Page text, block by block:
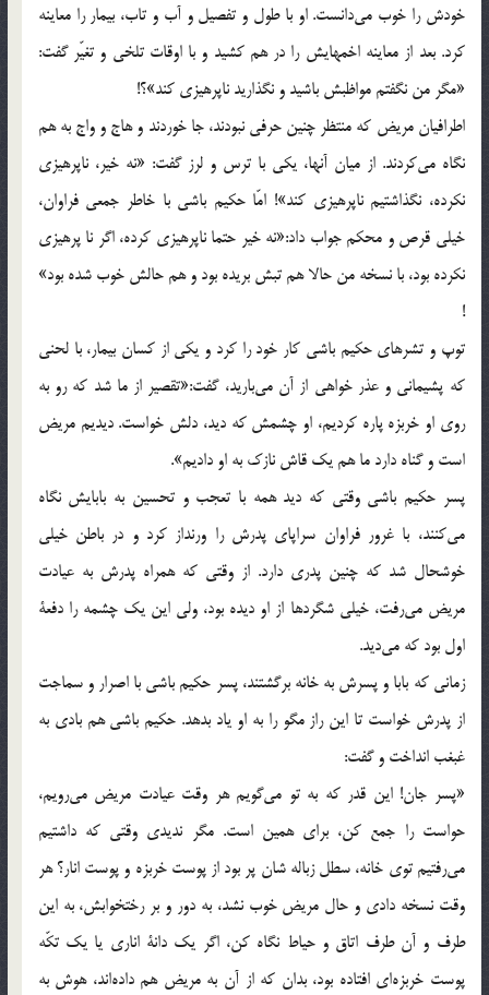
خودش را خوب مي‌دانست. او با طول و تفصيل و آب و تاب، بيمار را معاينه
كرد. بعد از معاينه اخمهايش را در هم كشيد و با اوقات تلخي و تغيّر گفت:
«مگر من نگفتم مواظبش باشيد و نگذاريد ناپرهيزي كند»؟!
اطرافيان مريض كه منتظر چنين حرفي نبودند، جا خوردند و هاج و واج به هم
نگاه مي‌كردند. از ميان آنها، يكي با ترس و لرز گفت: «نه خير، ناپرهيزي
نكرده، نگذاشتيم ناپرهيزي كند»! امّا حكيم باشي با خاطر جمعي فراوان،
خيلي قرص و محكم جواب داد:«نه خير حتما ناپرهيزي كرده، اگر نا پرهيزي
نكرده بود، با نسخه من حالا هم تبش بريده بود و هم حالش خوب شده بود»
!
توپ و تشر‌هاي حكيم باشي كار خود را كرد و يكي از كسان بيمار، با لحني
كه پشيماني و عذر خواهي از آن مي‌باريد، گفت:«تقصير از ما شد كه رو به
روي او خربزه پاره كرديم، او چشمش كه ديد، دلش خواست. ديديم مريض
است و گناه دارد ما هم يك قاش نازك به او داديم».
پسر حكيم باشي وقتي كه ديد همه با تعجب و تحسين به بابايش نگاه
مي‌كنند، با غرور فراوان سراپاي پدرش را ورنداز كرد و در باطن خيلي
خوشحال شد كه چنين پدري دارد. از وقتي كه همراه پدرش به عيادت
مريض مي‌رفت، خيلي شگردها از او ديده بود، ولي اين يك چشمه را دفعة
اول بود كه مي‌ديد.
زماني كه بابا و پسرش به خانه برگشتند، پسر حكيم باشي با اصرار و سماجت
از پدرش خواست تا اين راز مگو را به او ياد بدهد. حكيم باشي هم بادي به
غبغب انداخت و گفت:
«پسر جان! اين قدر كه به تو مي‌گويم هر وقت عيادت مريض مي‌رويم،
حواست را جمع كن، براي همين است. مگر نديدي وقتي كه داشتيم
مي‌رفتيم توي خانه، سطل زباله شان پر بود از پوست خربزه و پوست انار؟ هر
وقت نسخه دادي و حال مريض خوب نشد، به دور و بر رختخوابش، به اين
طرف و آن طرف اتاق و حياط نگاه كن، اگر يك دانة اناري يا يك تكّه
پوست خربزه‌اي افتاده بود، بدان كه از آن به مريض هم داده‌اند، هوش به